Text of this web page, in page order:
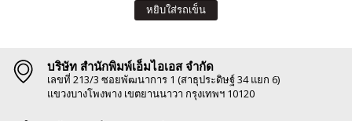
หยิบใส่รถเข็น
บริษัท สำนักพิมพ์เอ็มไอเอส จำกัด
เลขที่ 213/3 ซอยพัฒนาการ 1 (สาธุประดิษฐ์ 34 แยก 6)
แขวงบางโพงพาง เขตยานนาวา กรุงเทพฯ 10120